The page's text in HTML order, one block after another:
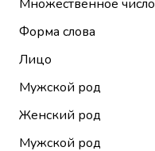
Множественное число
Форма слова
Лицо
Мужской род
Женский род
Мужской род